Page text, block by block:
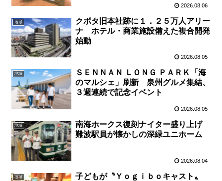
2026.08.06
地域
クボタ旧本社跡に１．２５万人アリー
ナ ホテル・商業施設備えた複合開発
始動
2026.08.05
地域
ＳＥＮＮＡＮ ＬＯＮＧ ＰＡＲＫ「海
のマルシェ」刷新 泉州グルメ集結、
３週連続で記念イベント
2026.08.05
地域
南海ホークス復刻ナイター盛り上げ
難波駅員が懐かしの深緑ユニホーム
2026.08.04
地域
子どもが〝Ｙｏｇｉｂｏキャスト〟